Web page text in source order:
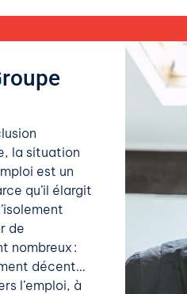
la situation
est un
qu’il élargit
de
nombreux :
décent…
l’emploi, à